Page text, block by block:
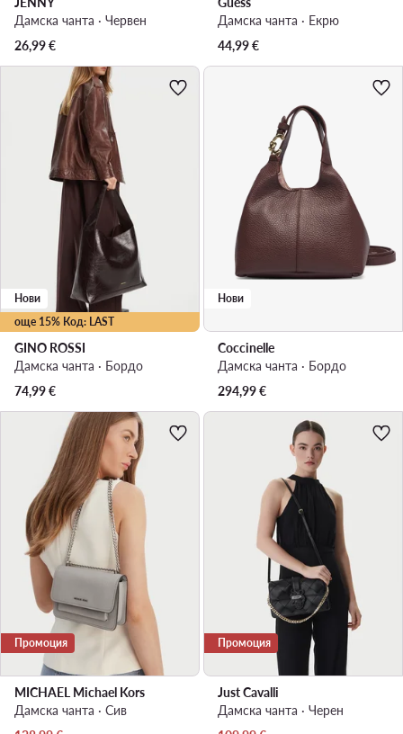
Дамска чанта · Червен
26,99€
Дамска чанта · Екрю
44,99€
още 15% Код: LAST
Нови
GINO ROSSI
Дамска чанта · Бордо
74,99€
Нови
Coccinelle
Дамска чанта · Бордо
294,99€
Промоция
MICHAEL Michael Kors
Дамска чанта · Сив
Промоция
Just Cavalli
Дамска чанта · Черен